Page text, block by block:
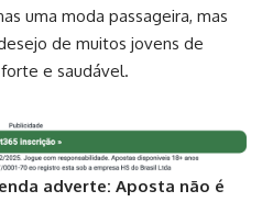
uma moda passageira, mas
de muitos jovens de
e saudável.
adverte: Aposta não é